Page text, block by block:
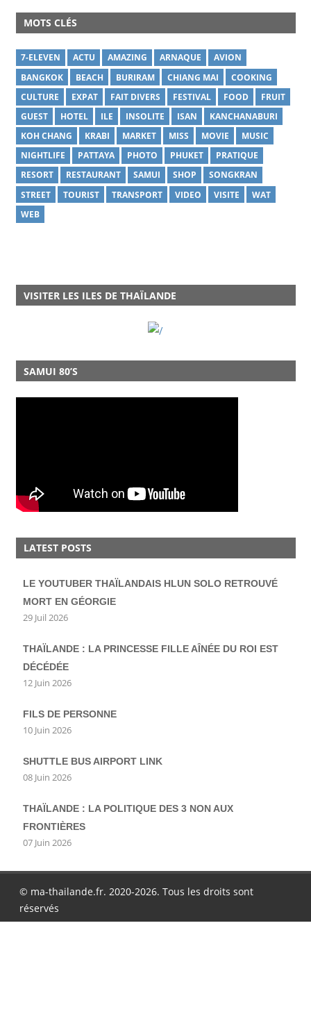
MOTS CLÉS
7-ELEVEN ACTU AMAZING ARNAQUE
AVION
BANGKOK
BEACH BURIRAM CHIANG MAI
COOKING
CULTURE
EXPAT FAIT DIVERS FESTIVAL FOOD
FRUIT
GUEST
HOTEL ILE INSOLITE ISAN
KANCHANABURI
KOH CHANG
KRABI MARKET MISS MOVIE
MUSIC
NIGHTLIFE
PATTAYA PHOTO PHUKET
PRATIQUE
RESORT
RESTAURANT SAMUI SHOP
SONGKRAN
STREET
TOURIST TRANSPORT VIDEO VISITE
WAT
WEB
VISITER LES ILES DE THAÏLANDE
SAMUI 80’S
LATEST POSTS
LE YOUTUBER THAÏLANDAIS HLUN SOLO RETROUVÉ
MORT EN GÉORGIE
29 Juil 2026
THAÏLANDE : LA PRINCESSE FILLE AÎNÉE DU ROI EST
DÉCÉDÉE
12 Juin 2026
FILS DE PERSONNE
10 Juin 2026
SHUTTLE BUS AIRPORT LINK
08 Juin 2026
THAÏLANDE : LA POLITIQUE DES 3 NON AUX
FRONTIÈRES
07 Juin 2026
© ma-thailande.fr. 2020-2026. Tous les droits sont
réservés